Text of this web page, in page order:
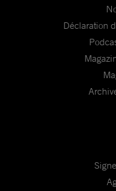
Déclaration